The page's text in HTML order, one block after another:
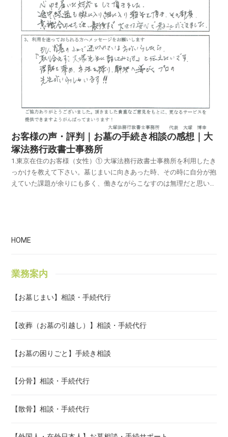
お客様の声・評判｜お墓の手続き相談の感想｜大
塚法務行政書士事務所
1.東京在住のお客様（女性）① 大塚法務行政書士事務所を利用したきっかけを教えて下さい。墓じまいに向きあった時、その時に自分が抱えていた課題が余りにも多く、働きながらこなすのは無理だと思いました。その時に（墓じまい・代行）でネット検索を行い、様々な所のHPを見ましたが、大塚法務行政書士事務所さんのサイトが「信頼」できると確信し、連絡しました。② 実際にご利用されての満足度を教えて下さい。満足度は１００％を優に越えています。何百％です。墓じまいを行い、自分のお墓がある霊園の合同墓への改葬をお願いしましたが、こちらの事情を理解して下さり、本当に心ゆき届いた対応をして頂きました。途中経過も微に入り細に入り報告を頂き、その都度、意識合せもでき、最後まで大きな安心で来ることができました。③ 利用を迷っている方へのメッセージをお願いします。もし、お墓のことで迷われている方がいらしたら、「取り合えず、大塚先生に話してみては」と伝えたいです。理解を深め、方法を探り、解決へ導くプロの先生がいらっっしゃいます！！2.埼玉在住のお客様（女性）① 大塚法務行政書士事務所を利用したきっかけを教えて下さい。墓じまいを検討中に、ひとつの選択肢として専門家の方にお願いできるかネットでリサーチしたところ、先生の事務所がヒットしました。電話でお話をさせていただき依頼を決意。② 実際にご利用されての満足度を教えて下さい。電話・メールで進捗状況を連絡いただきましたので、安心してお任せできました。経験に基づくアドバイスも多くいただき、大変勉強になりました。③ 利用を迷っている方へのメッセージをお願いします。墓じまいでしたので、後腐れなく事を終わらせたいと思っておりました。その望みも達成されホッとしています。迷ったら、まず問い合わせてお話ししてみる事、あまりよくない表現ですが「時間はお金で買う」一生に一度あるかないかの事ですので・・・3.神奈川在住のお客様（男性）① 大塚法務行政書士事務所を利用したきっかけを教えて下さい。「墓じまい」「改葬」等のワードを入力して、Webで検索を行い、ホームページで内容をチエックしたうえで、電話でお話して利用を決めました。② 実際にご利用されての満足度を教えて下さい。対応がスピーディで進展があるたびに 大変丁寧にご報告下さるので、安心してお任せすることができました。大いに満足しています。③ 利用を迷っている方へのメッセージをお願いします。改葬で悩んでいらっしゃるならば、たくさんの経験をお持ちの大塚さんに、まずは一度ご相談なさってみるとよいかと思います。4.東京在住のお客様（男性）① 大塚法務行政書士事務所を利用したきっかけを教えて下さい。お墓の引っ越しに関する説明記事を、過去にお願いしたことがある葬儀屋さんのホームページで見つけたので、その葬儀屋さんにお墓の引っ越しを考えている旨を伝え、相談しました。その葬儀屋さんから石材屋さんの紹介を受け、その石材屋さんと新しいお墓の相談をしていく過程で、古いお墓のほうの墓じまいについても いろいろ教えてもらったのですが、中々大変そうだったので、正直そう お伝えしたところ、大塚法務行政書士事務所さんのことを教えてくれ、大塚さんとの初回相談の機会をアレンジもして下さいました。石材屋さんの担当の方を大変よく信頼していましたので、その方の推薦でもあり、加えて大塚さんのお話を伺った際の実直な説明にも納得し、その日にお願いする事に即決しました。② 実際にご利用されての満足度を教えて下さい。報告と確認を非常にまめに行って頂く一方で、仕事が早く、あっという間に墓じまいが終わりました。自分自身では、とてもこ上手くは行かないと、つくづく感心しています。墓じまいに必要な行政書類の準備も、経験を辿って手際よく揃えて行かれました。ツボを押さえたプロの仕事に感心しております。閉眼供養の後の遺骨の取り出しなど、ケースバイケースの事が多いとお聞かせ頂いておりましたが、まさしく臨機応変進めて頂き、これまた経験のない者にとっては 難易度が高すぎることをいとも簡単に無事完了して頂けました。まさしくプロのお仕事で大変満足しています。加えて、墓じまいを願いする際には、プライベートな情報もお見せすることにもなりますが、遺族心情のデリケートな面への配慮も含めて、大塚さんのような信頼のおける方にお願いして つくづく良かったと思っています。③ 利用を迷っている方へのメッセージをお願いします。信頼おける方であり、仕事の早さと精度が高いプロフェショナルな仕事をされる方です。私自身も、今後、墓じまい以外にも困った事が起きたら再度お願いしたいと思い、頂いたパンフレットや名刺を大事に保存しておきたいと思っています。5.東京在住のお客様（女性）① 大塚法務行政書士事務所を利用したきっかけを教えて下さい。ネットの検索で見つけ、問合せをしました。② 実際にご利用されての満足度を教えて下さい。満足度は満点です。説明もていねいで、対応も的確で安心してお願いができました。ありがとうございました。感謝の気持ちで一杯です。③ 利用を迷っている方へのメッセージをお願いします。とても信頼できる行政書士様です。6.東京在住のお客様（男性）① 大塚法務行政書士事務所を利用したきっかけを教えて下さい。ネット検索でした。非常に判りやすく、当方が求めている事柄が具体的に示されていました。何より見やすく感じました。② 実際にご利用されての満足度を教えて下さい。仕事が実に丁寧である事。事務処理がスピーディである事、現状を逐一報告してくれた事、結果予定より早く終わり心から安心しました。今一度深く感謝申し上げます。ありがとうございました。③ 利用を迷っている方へのメッセージをお願いします。私共は改葬の依頼を致しました。面談した上で 一連の流れをお話しして頂きました。多くの経験をお持ちでしたし、フットワークの良さも感じました。特に非日常的な依頼は 扱うところも少なく情報が少ないように思います。プロの先生の役割は非常に重要です。迷わず一度先生におめにかかり その人となりを拝見されたら良いと思います。7.東京在住のお客様（女性）① 大塚法務行政書士事務所を利用したきっかけを教えて下さい。父が、地方にあります お墓の改葬にとりかかろうとした矢先に病が発覚し、他界してしまいました。高齢の母の代わりに、娘の私が行う流れとなりましたが、手続き等、どのようにしていよいのか途方にくれていたところ、大塚法務行政書士事務所のホームページを見つけて、お電話で まず相談させて頂きました。② 実際にご利用されての満足度を教えて下さい。満足度は100％以上です。大塚さんは ご経験が大変豊富で住職さんとのやりとり等を 本当にスムーズにやって頂きました。お墓関連で 大塚さんの右に出る者は いないと思います。オールサポートして頂き感謝しかありません。③ 利用を迷っている方へのメッセージをお願いします。まずは お電話で相談なさってみて下さい。今、確実に言える事は、悩んでいた時間は本当に無駄な時間でした。良いアドバイスを必ず頂けます。8.埼玉在住のお客様（女性）① 大塚法務行政書士事務所を利用したきっかけを教えて下さい。同居していた方が亡くなってしまい、インターネットで お墓の事をいろいろ検索していた時に、たまたま 大塚法務行政書士事務所の事を知りました。 自分一人では、なかなか進められなくて困っていたので 思い切って お電話してみました。② 実際にご利用されての満足度を教えて下さい。私の場合は、特殊なケースだった為、解らない事をいろいろ教えて頂き、大変たすかりました。書類の原案のアドバイスも頂けて、その原案を元に大塚先生に書類を作成して頂きました。それまで、一人で悩んでいた事を考えると、本当に助かりました。大塚先生が、お話し易い方だったので、とても良かったです。無事、納骨を済ませる事が出来て、満足しております。③ 利用を迷っている方へのメッセージをお願いします。迷っていらっしゃるのでしたら、安心して ご相談される事をお勧めします。案ずるより生むが易しだと思います。私は、ご相談させて頂き、良かったと思っております。9.神奈川在住のお客様（男性）① 大塚法務行政書士事務所を利用したきっかけを教えて下さい。パソコンで「お墓じまい」を調べた所、いくつかの業者さんの記事があり、昨今、お寺さんとのトラブルも多いとの事であり、専門家に頼もうと思い、経験も豊富な行政書士を調べて大塚事務所に決めました。② 実際にご利用されての満足度を教えて下さい。大変満足しています。実は市営の霊園に当り、１ヶ月に満たない期間で改葬許可証及び他の書類提出が決められて居り、とても心配でしたが、すぐに我が家に来て頂き、翌日には地方のお寺まで行き、その日の内に改葬許可証を取得していただき、本当にホットしました。③ 利用を迷っている方へのメッセージをお願いします。大塚さんは、とってもボクトツな感じのマジメな人ですが、外見に にあわずフットワーク良く、経験豊富で、安心して仕事をまかせられると思います。10.埼玉在住のお客様（男性）① 大塚法務行政書士事務所を利用したきっかけを教えて下さい。実家の墓じまいを検討し、HPにあった 大塚行政書士に相談し お願いすることとした。② 実際にご利用されての満足度を教えて下さい。墓じまいの手続き、墓じまいするい当たっての諸事情、問題点と処置について 適切にアドバイスいただき、現地に 二度同行してもらい、確実で納得いく形で 改葬、撤去することができた。非常に満足している。③ 利用を迷っている方へのメッセージをお願いします。この種のことは、考えるに当って情報がなく、専門に対応されている方に相談し、おまかせすれば、効率・効果的に 迅速に処置してもらえると思います。まずは 相談してみては どうでしょうか。11.埼玉在住のお客様（女性）① 大塚法務行政書士事務所を利用したきっかけを教えて下さい。3年前に 墓地の引越しを考えましたが、手続の煩雑さに閉口し、一度あきらめていました。母も高齢となり、このまま無縁墓にしてしまいたくないという思いから、ネットで「墓 改葬」等の検索をしたところ、貴事務所のことを知り、相談に伺いました。② 実際にご利用されての満足度を教えて下さい。自分では、とても長い道のりに思えたことが、プロに依頼することで、とても快適に、満足のいく結果を導いてくださり、本当に感謝しています。当事者の感情も考慮して頂いた上での、プロとして、ある程度はドライなアドバイスもいただき、とても助かりました。③ 利用を迷っている方へのメッセージをお願いします。お寺の方との話では、どちらかというと「言われるままに」しておかなければいけないという印象があり、また、一般の感覚では、理解しにくいことも多々ありました。それでも、今まで お世話になり、ご縁があった お寺さんとの関係を あまり険悪なものにさせてたくない時、第３者の立場で 割り切った対応をしてくれる方を通すことで、スムーズにいくと思います。。12.東京在住のお客様（女性）① 大塚法務行政書士事務所を利用したきっかけを教えて下さい。お墓の事を専門的に扱っていると知り、電話してみると 丁寧に色々教えて下さり、お会いして 信頼できると思い利用しました。② 実際にご利用されての満足度を教えて下さい。万が一の事を考えて下さり 色々なアドバイスを下さりました。一つ一つが丁寧で 安心して任せる事ができました。とても満足しています。③ 利用を迷っている方へのメッセージをお願いします。一番は、自分が安心して任せる事ができるか、信頼できるかだと思います。私自身 ここを利用して とても満足しているので 迷っている様でしたら 話だけでも 聞いてみるのも良いと思います。13.東京在住のお客様（男性）① 大塚法務行政書士事務所を利用したきっかけを教えて下さい。ネットに数件ありましたが、大塚先生のホームページを見て、お願いしました。② 実際にご利用されての満足度を教えて下さい。お墓の移動の手続きが 沢山ありましたので、長野から東京へは ７５才の自分には無理だと 先生にお願いしました。100％満足でした。③ 利用を迷っている方へのメッセージをお願いします。分かりやすく説明していただき 費用も思ったより、お安かったです。14.千葉在住のお客様（男性）① 大塚法務行政書士事務所を利用したきっかけを教えて下さい。6月に 改葬先の納骨堂と契約し、改葬の手順をパンフレットとインターネットで調べて際に 大塚法務行政書士事務所のHPが 具体的で、引越しの事例が写真で掲載されており 判りやすかった。改葬手続を個人で行うつもりであったが、墓が遠方であり、稼働がとれない事、仕事は 専門の方に 依頼するのが良いと判断した。② 実際にご利用されての満足度を教えて下さい。最初に相談に行ってから 数日で手続きが進んだこと、個人では、スムーズに進まなかったかもしれない。石材店の紹介と、現地立会、改葬先まで 遺骨を運んで頂けることで 信頼させて いただいた。不都合なく、改葬手続と遺骨の引越までスムーズに完了した事、最初の提示金額で納まった事で 満足しています。想定していなかった 墓じまいの写真を頂いたことに満足しています。③ 利用を迷っている方へのメッセージをお願いします。改葬を行うのは 初めての方が多いでしょう、特に遠方からの墓の引越しは 仕事をやりながら 手続きを行うのは大変です。費用対効果を考えると、信頼できる専門の方に依頼するのが正解です。15.静岡在住のお客様（女性）① 大塚法務行政書士事務所を利用したきっかけを教えて下さい。静岡に住んでいます。都内の霊園にある親戚のお墓を母が頼まれて ずっと守ってきました。母も高齢になり、そろそろ墓じまいをしたいと考えていました。どうやってすすめていったら良いのか、またどこに永代供養をお願いすればよいのかわからず ずっと悩んでいましたが、インターネットで、そいういった一連の手続きを代行してくれる この事務所のことを知り、お願いすることにしました。② 実際にご利用されての満足度を教えて下さい。とにかく お仕事が丁寧で細かく連絡・報告をしてくださるので すすみ方もよくわかり 安心しておまかせすることができました。紹介してくださった永代供養墓も とても良いところで費用も良心的だと思います。ご住職の人柄も良く、納骨に立ち会った時も、今回の墓じまいに対しての私たちの苦しい胸の内を、とても楽にしてくださる お話をしていただき心が軽くなりました。すべてにおいて、満足度100％です。③ 利用を迷っている方へのメッセージをお願いします。お墓のことは各家庭で様々な問題があるかと思いますが、何か困ったことや、わからないことにぶつかっても、お墓のことを専門にやっている方なので、その知識と経験から きっと良い方向に持っていってくださると思います。16.埼玉在住のお客様（女性）① 大塚法務行政書士事務所を利用したきっかけを教えて下さい。高齢になった母が、他界している父が その養父母と入っている お墓から、父のお骨だけ出して 一緒に入れるお墓を 自分親族の眠る お寺に買いたい、義両親のお骨は 今のお寺に永代供養をお願いし、お墓を閉じたいと 言い出したため、改葬手続を代行してくれる プロを探そうと ネット検索し 見つけたことが 利用のきっかけです。② 実際にご利用されての満足度を教えて下さい。大塚さんは 改葬を数多く手掛けていらっしゃり ご経験が豊富、また 対応が迅速で 逐一経過報告をしてくださったので安心でした。改葬元のお寺の住職との交渉、離檀の申し出、墓じまい、お骨の移動など、素人の我々だけでは 大変だったと思いますが、大塚さんがアドバイスやサポート、代行をしてくださったので 有り難かったです。とても満足しています。③ 利用を迷っている方へのメッセージをお願いします。改葬というのは 大抵の人にとって初めての経験ですから 不安も多いかと思いますが、まずは 大塚さんに ご相談なさってみてください。上手に聴き取ってくださいますから 道筋が見え、安心してお任せできると感じると思います。17.神奈川在住のお客様（女性）① 大塚法務行政書士事務所を利用したきっかけを教えて下さい。分骨等の件でインターネットを見ていて、目にとまり、以前住んでいた所に近く、親近感をもち 初回相談無料だったので 思いきって お電話して決めました。② 実際にご利用されての満足度を教えて下さい。当初は 深く考えずに、ひとりで手続きをするつもりでした。でも進めていくうちに 相手方の承諾を得るのに 自分がどれだけ安易に考えていたかを 思い知ることになり、今思えば本当に先生に相談し、間に入っていただき良かったと思っています。恐らくひとりでは 納骨まで至らなかったかもしれません。ありがとうございました。③ 利用を迷っている方へのメッセージをお願いします。初回相談無料といっても、なかなか行政書士の先生に お電話するのは 気後れしまうものですが、悩んでいても進みません。まずは、お電話して、相談してから決めても良いと思います。18.神奈川在住のお客様（女性）① 大塚法務行政書士事務所を利用したきっかけを教えて下さい。新聞等で 永代供養墓に関する様々な誇大広告を見て、もう少し調べてみようと パソコン面を開いて 最初に目に飛び込んできたのが 大塚先生の事務所だったそうです。すぐに お電話していました。② 実際にご利用されての満足度を教えて下さい。遠方の墓地の件でしたので、半年位は かかるかのかなと予定しておりましたが、先生が迅速に対応して下さったおかげて、二か月程で解決となりました。 何よりも 主人が 故郷の先祖供養の責任が 果たせて安堵しております。大変満足しております。③ 利用を迷っている方へのメッセージをお願いします。初めて突き当たる難題、そして誰かに 簡単に相談できない時、老いては なおの事 途方に暮れる場面も一度や二度ではないと思われます。そんな時は、思い切ってプロの方に ご相談なさったほうが 心の平穏が保てる 近道だと思います。19.東京在住のお客様（女性）① 大塚法務行政書士事務所を利用したきっかけを教えて下さい。インターネットで お墓問題専門と書いてあり 一度 無料相談を利用したのが きっかけ。② 実際にご利用されての満足度を教えて下さい。とてもわかりやすく親切で また、とても喋りやすく 大変満足しています。③ 利用を迷っている方へのメッセージをお願いします。１度 相談だけでもしたら とても心強くなれます。わからないことが たくさんあると 思いますが とても 親身に なって下さる 大塚さんなので とてもオススメです！20.東京在住のお客様（男性）① 大塚法務行政書士事務所を利用したきっかけを教えて下さい。どこに相談していいか わからなかったので、ネットで検索し、お墓に関する総合サポートの大塚法務行政書士事務所のホームページを見て電話してみました。② 実際にご利用されての満足度を教えて下さい。対応が早く、かつ適確で、依頼人は ほとんど何もせずに処理が完了し、大助かりでした。大変満足しています。③ 利用を迷っている方へのメッセージをお願いします。お寺やお墓に関する知識がなくて、始めは 皆不安と思います。専門知識と経験が豊富な 大塚法務行政書士事務所に、ざっくばらんに 相談することをおすすめします。21.埼玉在住のお客様（男性）① 大塚法務行政書士事務所を利用したきっかけを教えて下さい。改葬しなければならない事情が出来てしまい、しかも年内に 改葬を決めなければならない タイトな日程だったので 行政手続きと、墓じまいや改葬など おくわしいと ネットで内容を確認した事が きっかけです。② 実際にご利用されての満足度を教えて下さい。こちらの改葬の事情を 丁寧にお聴き下さり、お寺との交渉の タイミングや話の方向性を 具体的に 進言いただき 非常に感謝しております。特に改葬許可証を迅速に手続き・発行してもらった事は とても助かりました。③ 利用を迷っている方へのメッセージをお願いします。大塚先生は、丁寧に こちらの思いや悩みを うけとめて 的確な アドバイスをして いただけますので 安心して ご相談いただければと思います。22.神奈川在住のお客様（女性）① 大塚法務行政書士事務所を利用したきっかけを教えて下さい。私は、両親、伯父、伯母の墓守りをしていましたが、この先 嫁いだ、一人娘に墓守りを 託す事が不可能のため、伯父伯母の墓じまい（改葬）を考えましたが、相談先がわからず、ネット検索によりホームページを見て、大塚先生に ご連絡させていただきました。② 実際にご利用されての満足度を教えて下さい。何も分からない私共に、迅速に対応して下さり、希望してました、永代供養墓まで、ご紹介いただき とても助かりました。無事に改葬でき、安堵しております。100％満足です！！ありがとうございました。③ 利用を迷っている方へのメッセージをお願いします。皆様、不安を抱えてらっしゃる事と思われます。大塚先生は、こちらの目線で相談に、親身に、的確に、対応して下さいます。どうか、まずは、ご相談だけでも、ご連絡してみては いかがでしょうか。23.東京在住のお客様（男性）① 大塚法務行政書士事務所を利用したきっかけを教えて下さい。ネットの検索で３カ所候補を選び、電話をして、感じの良いところを選びました。こちらは素人なので、あくまで ”感じの良さ”が決め手になると思います。② 実際にご利用されての満足度を教えて下さい。思った以上の満足を得ることが 出来ました。③ 利用を迷っている方へのメッセージをお願いします。お願いするまでは、敷居が高いと感じますが、お話し してしまえば 案ずるより産むは易しで、テンポ良く、事が運びました。最初の電話を ためらわない事だと 思います。24.神奈川在住のお客様（男性）① 大塚法務行政書士事務所を利用したきっかけを教えて下さい。マスコミに紹介されている業者のサイトを閲覧しましても、墓地の移動や新しい墓地へ 墓石を 新たにしての 例が紹介されており、我が家の事情（墓石の撤去のみを行い 代々墓は そのままにする）とは違ったものばかりでした。その時に 大塚事務所のサイトを閲覧しました。かなりの例が掲載されており 行政書士事務所との事ですので安心して相談できると思い連絡を取りました。自宅にいらしていただき相談しましたところ、的確に方法を教えて下さり、先生の人柄も誠実な方でしたので、その場で依頼を決めました。② 実際にご利用されての満足度を教えて下さい。墓石業者さんの選定、墓石の確定、お寺さんへの事前挨拶、閉眼法要、作業時の立会い、作業後の確認等に足を運んで頂き、安心して お任せできました。大変満足しております。③ 利用を迷っている方へのメッセージをお願いします。最初、古い墓石の整理を受け入れて下さる お寺へ 移設しかないと思いましたが、先生から「皆さんそこまでは行わず、粉砕処理をされます」と回答頂き、心理的に軽くなりました。古い墓石の存在に頭（心）を痛めている方も 多くいらっしゃると思いますが、相談する事により 吹っ切る事ができると思います。25.東京在住のお客様（女性）① 大塚法務行政書士事務所を利用したきっかけを教えて下さい。父の お墓がある お寺は問題が多く、お参りしずらいところでした。2年前、母が亡くなり、葬儀屋にお願いし、家の近辺で 葬儀をすませました。その際、戒名、納骨を お寺にお願いしたところ、同じように また 葬儀費用も掛かると言われました。私も高齢になり、父の お墓がある お寺は遠いし、支払いが大変なので、別のお寺に 母を納骨しました。承継者が いないので 父を母のところへ 一緒にしたいと思いながら、改葬費用が 相当掛かるのでは ないかと ずっと悩んでいました。どうにか ならないものかと 慣れ
HOME
業務案内
【お墓じまい】相談・手続代行
【改葬（お墓の引越し）】相談・手続代行
【お墓の困りごと】手続き相談
【分骨】相談・手続代行
【散骨】相談・手続代行